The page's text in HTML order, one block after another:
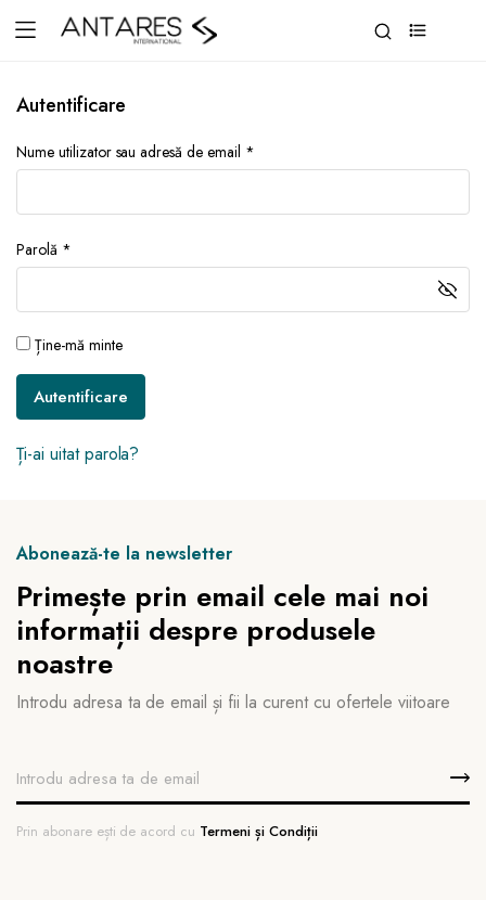
Autentificare
Nume utilizator sau adresă de email *
Parolă *
Ține-mă minte
Autentificare
Ți-ai uitat parola?
Abonează-te la newsletter
Primește prin email cele mai noi
informații despre produsele
noastre
Introdu adresa ta de email și fii la curent cu ofertele viitoare
Prin abonare ești de acord cu Termeni și Condiții